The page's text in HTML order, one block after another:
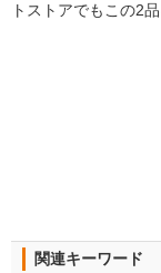
トストアでもこの2
関連キーワード